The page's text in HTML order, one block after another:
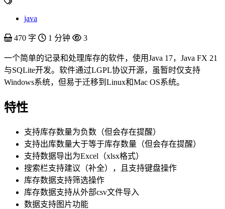
java
470 字 1 分钟 3
一个简单的记录和处理库存的软件，使用Java 17，Java FX 21
与SQLite开发。软件通过LGPL协议开源，虽暂时仅支持
Windows系统，但易于迁移到Linux和Mac OS系统。
特性
支持库存数量为负数（但会存在提醒）
支持出库数量大于等于库存数量（但会存在提醒）
支持数据导出为Excel（xlsx格式）
搜索栏支持建议（补全），且支持键盘操作
库存数据支持筛选操作
库存数据支持从外部csv文件导入
数据支持图片功能